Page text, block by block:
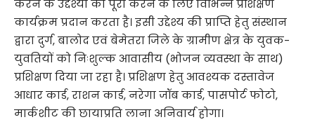
करने के उद्देश्यों को पूरा करने के लिए विभिन्न प्रशिक्षण
कार्यक्रम प्रदान करता है। इसी उद्देश्य की प्राप्ति हेतु संस्थान
द्वारा दुर्ग, बालोद एवं बेमेतरा जिले के ग्रामीण क्षेत्र के युवक-
युवतियों को निःशुल्क आवासीय (भोजन व्यवस्था के साथ)
प्रशिक्षण दिया जा रहा है। प्रशिक्षण हेतु आवश्यक दस्तावेज
आधार कार्ड, राशन कार्ड, नरेगा जॉब कार्ड, पासपोर्ट फोटो,
मार्कशीट की छायाप्रति लाना अनिवार्य होगा।